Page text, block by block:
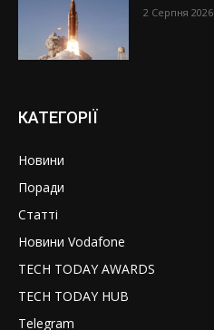
2 Серпня 2026
КАТЕГОРІЇ
Новини
Поради
Статті
Новини Vodafone
TECH TODAY AWARDS
TECH TODAY HUB
Telegram